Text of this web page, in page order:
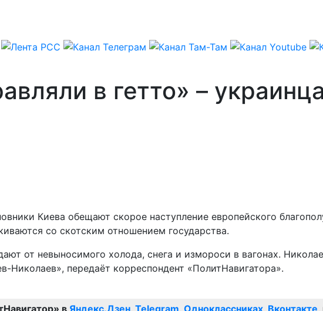
в гетто» –
Киева обещают скорое наступление европейского
со скотским отношением государства.
от невыносимого холода, снега и измороси в вагонах.
передаёт корреспондент «ПолитНавигатора».
в Яндекс.Дзен, Telegram, Одноклассниках, Вконтакте,